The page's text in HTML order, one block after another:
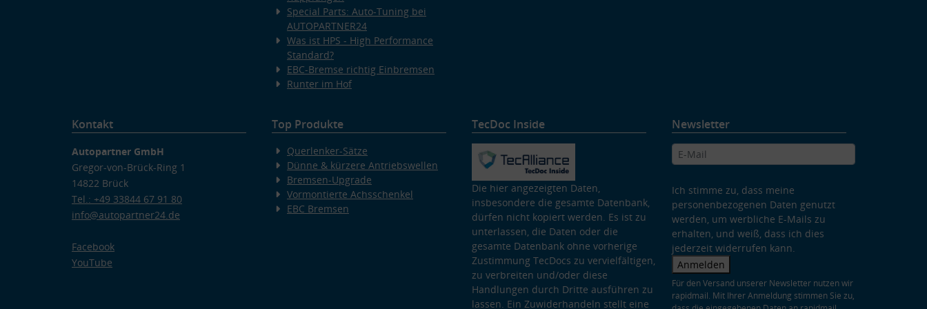
Special Parts: Auto-Tuning bei
AUTOPARTNER24
Was ist HPS - High Performance
Standard?
EBC-Bremse richtig Einbremsen
Runter im Hof
Kontakt
Autopartner GmbH
Gregor-von-Brück-Ring 1
14822 Brück
Tel.: +49 33844 67 91 80
info@autopartner24.de
Facebook
YouTube
Top Produkte
Querlenker-Sätze
Dünne & kürzere Antriebswellen
Bremsen-Upgrade
Vormontierte Achsschenkel
EBC Bremsen
TecDoc Inside
Die hier angezeigten Daten,
insbesondere die gesamte Datenbank,
dürfen nicht kopiert werden. Es ist zu
unterlassen, die Daten oder die
gesamte Datenbank ohne vorherige
Zustimmung TecDocs zu vervielfältigen,
zu verbreiten und/oder diese
Handlungen durch Dritte ausführen zu
lassen. Ein Zuwiderhandeln stellt eine
Newsletter
Ich stimme zu, dass meine
personenbezogenen Daten genutzt
werden, um werbliche E-Mails zu
erhalten, und weiß, dass ich dies
jederzeit widerrufen kann.
Anmelden
Für den Versand unserer Newsletter nutzen wir
rapidmail. Mit Ihrer Anmeldung stimmen Sie zu,